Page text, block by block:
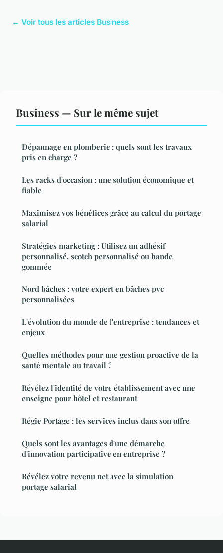
← Voir tous les articles Business
Business — Sur le même sujet
Dépannage en plomberie : quels sont les travaux
pris en charge ?
Les racks d'occasion : une solution économique et
fiable
Maximisez vos bénéfices grâce au calcul du portage
salarial
Stratégies marketing : Utilisez un adhésif
personnalisé, scotch personnalisé ou bande
gommée
Nord bâches : votre expert en bâches pvc
personnalisées
L'évolution du monde de l'entreprise : tendances et
enjeux
Quelles méthodes pour une gestion proactive de la
santé mentale au travail ?
Révélez l'identité de votre établissement avec une
enseigne pour hôtel et restaurant
Régie Portage : les services inclus dans son offre
Quels sont les avantages d'une démarche
d'innovation participative en entreprise ?
Révélez votre revenu net avec la simulation
portage salarial